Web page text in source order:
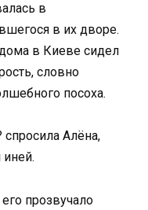
в
в их дворе.
дома в Киеве сидел
словно
посоха.
Алёна,
иней.
прозвучало